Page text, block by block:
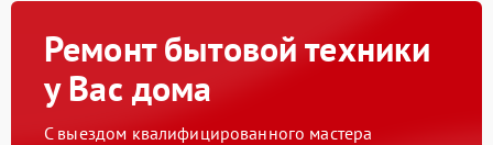
Ремонт бытовой техники
у Вас дома
С выездом квалифицированного мастера